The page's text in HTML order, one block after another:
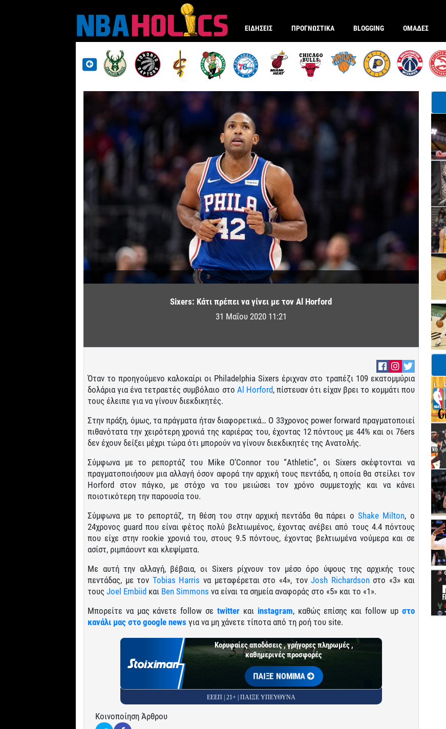
ΕΙΔΗΣΕΙΣ ΠΡΟΓΝΩΣΤΙΚΑ BLOGGING ΟΜΑΔΕΣ
Sixers: Κάτι πρέπει να γίνει με τον Al Horford
31 Μαΐου 2020 11:21
Όταν το προηγούμενο καλοκαίρι οι Philadelphia Sixers έριχναν στο τραπέζι 109 εκατομμύρια
δολάρια για ένα τετραετές συμβόλαιο στο Al Horford, πίστευαν ότι είχαν βρει το κομμάτι που
τους έλειπε για να γίνουν διεκδικητές.
Στην πράξη, όμως, τα πράγματα ήταν διαφορετικά… Ο 33χρονος power forward πραγματοποιεί
πιθανότατα την χειρότερη χρονιά της καριέρας του, έχοντας 12 πόντους με 44% και οι 76ers
δεν έχουν δείξει μέχρι τώρα ότι μπορούν να γίνουν διεκδικητές της Ανατολής.
Σύμφωνα με το ρεπορτάζ του Mike O’Connor του “Athletic”, οι Sixers σκέφτονται να
πραγματοποιήσουν μια αλλαγή όσον αφορά την αρχική τους πεντάδα, η οποία θα στείλει τον
Horford στον πάγκο, με στόχο να του μειώσει τον χρόνο συμμετοχής και να κάνει
ποιοτικότερη την παρουσία του.
Σύμφωνα με το ρεπορτάζ, τη θέση του στην αρχική πεντάδα θα πάρει ο Shake Milton, ο
24χρονος guard που είναι φέτος πολύ βελτιωμένος, έχοντας ανέβει από τους 4.4 πόντους
που είχε στην rookie χρονιά του, στους 9.5 πόντους, έχοντας βελτιωμένα νούμερα και σε
ασίστ, ριμπάουντ και κλεψίματα.
Με αυτή την αλλαγή, βέβαια, οι Sixers ρίχνουν τον μέσο όρο ύψους της αρχικής τους
πεντάδας, με τον Tobias Harris να μεταφέρεται στο «4», τονJosh Richardsonστο «3» και
τους Joel Embiid και Ben Simmons να είναι τα σημεία αναφοράς στο «5» και το «1».
Μπορείτε να μας κάνετε follow σε twitter και instagram, καθώς επίσης και follow up στο
κανάλι μας στο google news για να μη χάνετε τίποτα από τη ροή του site.
Κορυφαίες αποδόσεις , γρήγορες πληρωμές ,
καθημερινές προσφορές
ΠΑΙΞΕ ΝΟΜΙΜΑ
ΕΕΕΠ | 21+ | ΠΑΙΞΕ ΥΠΕΥΘΥΝΑ
Κοινοποίηση Άρθρου